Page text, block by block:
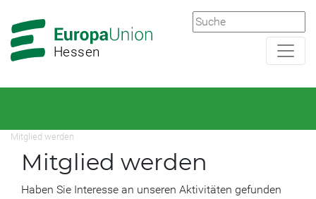
Hauptnavigation
Hauptbereich
Hessen
Mitglied werden
Mitglied werden
Haben Sie Interesse an unseren Aktivitäten gefunden